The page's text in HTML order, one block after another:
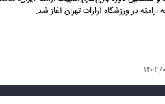
ارامنه در ورزشگاه آرارات تهران آغاز شد.
۰۶/۲۰